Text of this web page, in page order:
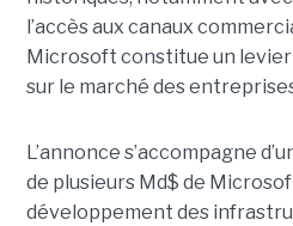
l’accès aux canaux
Microsoft constitue un
sur le marché des
L’annonce s’accompagne
de plusieurs Md$ de
développement des